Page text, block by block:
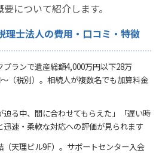
について紹介します。
理士法人の費用・口コミ・特徴
プランで遺産総額4,000万円以下28万
（税別）。相続人が複数名でも加算料金
迫る中、間に合わせてもらえた」「遅い時
速・柔軟な対応への評価が見られます
（天理ビル9F）。サポートセンター入会